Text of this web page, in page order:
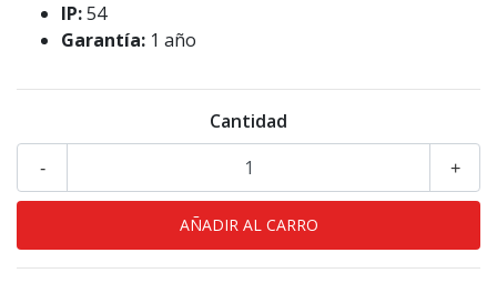
IP:54
Garantía: 1 año
Cantidad
+
-